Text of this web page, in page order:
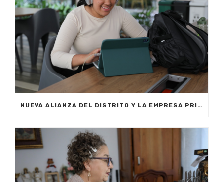
NUEVA ALIANZA DEL DISTRITO Y LA EMPRESA PRIVADA PERMITIRÁ FORMAR A CIUDADANOS DE MEDELLÍN EN INTELIGENCIA ARTIFICIAL APLICADA A LOS NEGOCIOS